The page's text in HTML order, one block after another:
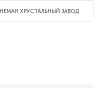
НЕМАН ХРУСТАЛЬНЫЙ ЗАВОД